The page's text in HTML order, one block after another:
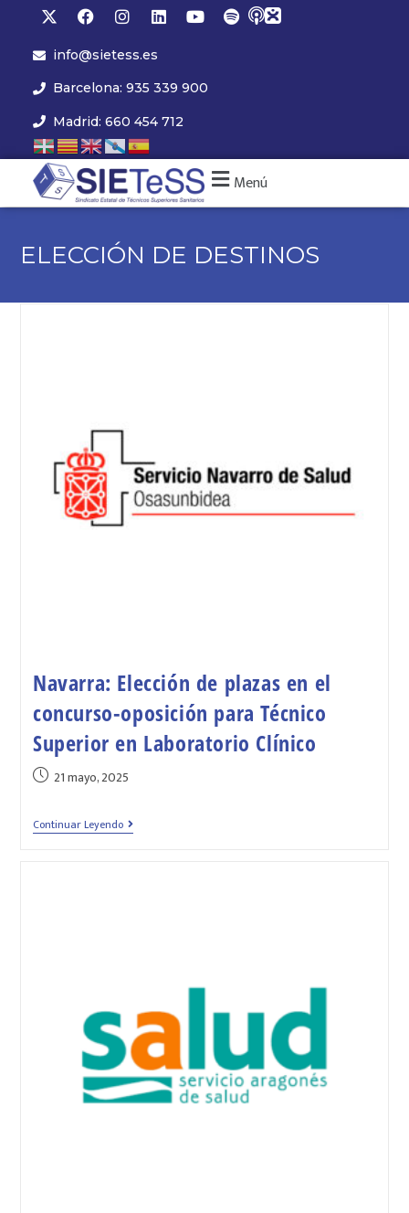
info@sietess.es
Barcelona: 935 339 900
Madrid: 660 454 712
Menú
ELECCIÓN DE DESTINOS
Navarra: Elección de plazas en el
concurso-oposición para Técnico
Superior en Laboratorio Clínico
21 mayo, 2025
Continuar Leyendo